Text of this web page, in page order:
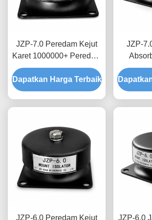
JZP-7.0 Peredam Kejut
Karet 1000000+ Peredam
Retrofit Drop-In yang Diuji
Kelelahan Siklus untuk
Peralatan Lama
Dapatkan Harga Terbaik
JZP-
JZP-6.0 Peredam Kejut
JZP-6.0